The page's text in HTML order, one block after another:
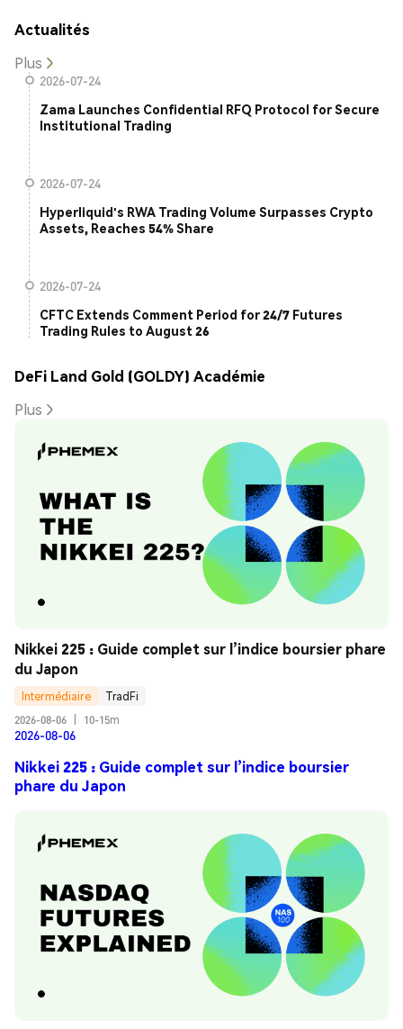
Actualités
Plus
2026-07-24
Zama Launches Confidential RFQ Protocol for Secure
Institutional Trading
2026-07-24
Hyperliquid's RWA Trading Volume Surpasses Crypto
Assets, Reaches 54% Share
2026-07-24
CFTC Extends Comment Period for 24/7 Futures
Trading Rules to August 26
DeFi Land Gold (GOLDY) Académie
Plus
Nikkei 225 : Guide complet sur l’indice boursier phare
du Japon
Intermédiaire
TradFi
2026-08-06
10-15m
2026-08-06
Nikkei 225 : Guide complet sur l’indice boursier
phare du Japon